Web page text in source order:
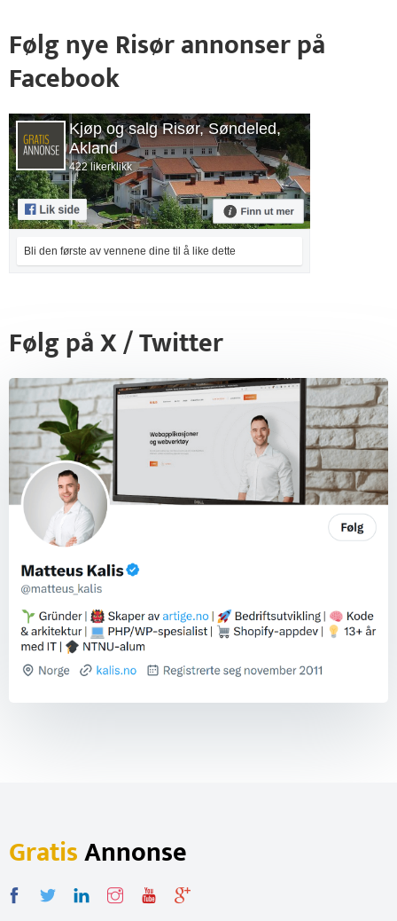
Følg nye Risør annonser på
Facebook
Kjøp og salg Risør, Søndeled,
Akland
422 likerklikk
Bli den første av vennene dine til å like dette
Følg på X / Twitter
GratisAnnonse